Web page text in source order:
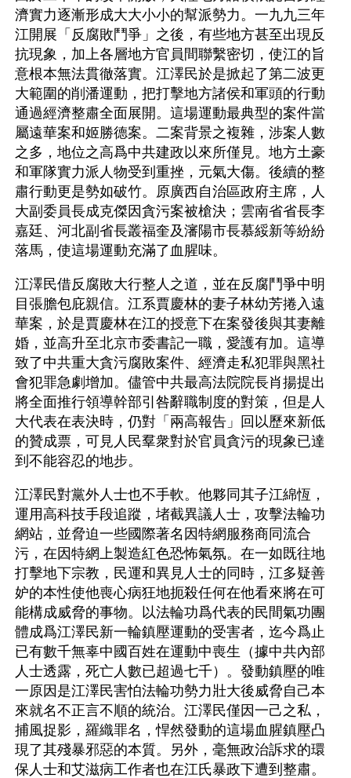
濟實力逐漸形成大大小小的幫派勢力。一九九三年
江開展「反腐敗鬥爭」之後，有些地方甚至出現反
抗現象，加上各層地方官員間聯繫密切，使江的旨
意根本無法貫徹落實。江澤民於是掀起了第二波更
大範圍的削潘運動，把打擊地方諸侯和軍頭的行動
通過經濟整肅全面展開。這場運動最典型的案件當
屬遠華案和姬勝德案。二案背景之複雜，涉案人數
之多，地位之高爲中共建政以來所僅見。地方土豪
和軍隊實力派人物受到重挫，元氣大傷。後續的整
肅行動更是勢如破竹。原廣西自治區政府主席，人
大副委員長成克傑因貪污案被槍決；雲南省省長李
嘉廷、河北副省長叢福奎及瀋陽市長慕綏新等紛紛
落馬，使這場運動充滿了血腥味。
江澤民借反腐敗大行整人之道，並在反腐鬥爭中明
目張膽包庇親信。江系賈慶林的妻子林幼芳捲入遠
華案，於是賈慶林在江的授意下在案發後與其妻離
婚，並高升至北京市委書記一職，愛護有加。這導
致了中共重大貪污腐敗案件、經濟走私犯罪與黑社
會犯罪急劇增加。儘管中共最高法院院長肖揚提出
將全面推行領導幹部引咎辭職制度的對策，但是人
大代表在表決時，仍對「兩高報告」回以歷來新低
的贊成票，可見人民羣衆對於官員貪污的現象已達
到不能容忍的地步。
江澤民對黨外人士也不手軟。他夥同其子江綿恆，
運用高科技手段追蹤，堵截異議人士，攻擊法輪功
網站，並脅迫一些國際著名因特網服務商同流合
污，在因特網上製造紅色恐怖氣氛。在一如既往地
打擊地下宗教，民運和異見人士的同時，江多疑善
妒的本性使他喪心病狂地扼殺任何在他看來將在可
能構成威脅的事物。以法輪功爲代表的民間氣功團
體成爲江澤民新一輪鎮壓運動的受害者，迄今爲止
已有數千無辜中國百姓在運動中喪生（據中共內部
人士透露，死亡人數已超過七千）。發動鎮壓的唯
一原因是江澤民害怕法輪功勢力壯大後威脅自己本
來就名不正言不順的統治。江澤民僅因一己之私，
捕風捉影，羅織罪名，悍然發動的這場血腥鎮壓凸
現了其殘暴邪惡的本質。另外，毫無政治訴求的環
保人士和艾滋病工作者也在江氏暴政下遭到整肅。